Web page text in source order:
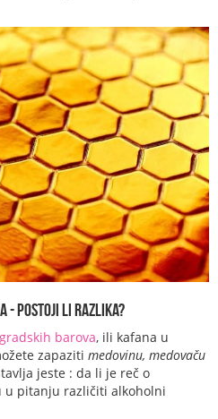
- postoji li razlika?
barova, ili kafana u
zapaziti medovinu, medovaču
jeste : da li je reč o
u pitanju različiti alkoholni